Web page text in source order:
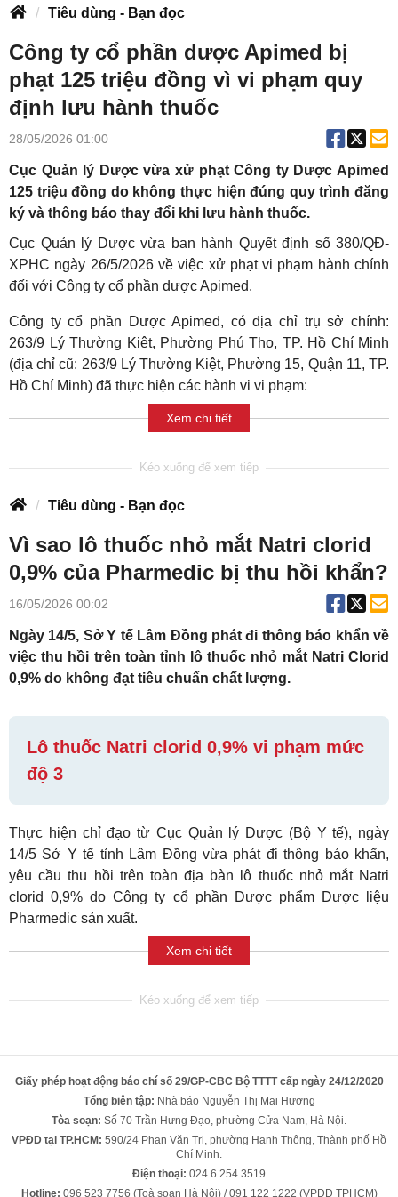
Tiêu dùng - Bạn đọc
Công ty cổ phần dược Apimed bị
phạt 125 triệu đồng vì vi phạm quy
định lưu hành thuốc
28/05/2026 01:00
Cục Quản lý Dược vừa xử phạt Công ty Dược Apimed
125 triệu đồng do không thực hiện đúng quy trình đăng
ký và thông báo thay đổi khi lưu hành thuốc.
Cục Quản lý Dược vừa ban hành Quyết định số 380/QĐ-
XPHC ngày 26/5/2026 về việc xử phạt vi phạm hành chính
đối với Công ty cổ phần dược Apimed.
Công ty cổ phần Dược Apimed, có địa chỉ trụ sở chính:
263/9 Lý Thường Kiệt, Phường Phú Thọ, TP. Hồ Chí Minh
(địa chỉ cũ: 263/9 Lý Thường Kiệt, Phường 15, Quận 11, TP.
Hồ Chí Minh) đã thực hiện các hành vi vi phạm:
Xem chi tiết
Tiêu dùng - Bạn đọc
Vì sao lô thuốc nhỏ mắt Natri clorid
0,9% của Pharmedic bị thu hồi khẩn?
16/05/2026 00:02
Ngày 14/5, Sở Y tế Lâm Đồng phát đi thông báo khẩn về
việc thu hồi trên toàn tỉnh lô thuốc nhỏ mắt Natri Clorid
0,9% do không đạt tiêu chuẩn chất lượng.
Lô thuốc Natri clorid 0,9% vi phạm mức
độ 3
Thực hiện chỉ đạo từ Cục Quản lý Dược (Bộ Y tế), ngày
14/5 Sở Y tế tỉnh Lâm Đồng vừa phát đi thông báo khẩn,
yêu cầu thu hồi trên toàn địa bàn lô thuốc nhỏ mắt Natri
clorid 0,9% do Công ty cổ phần Dược phẩm Dược liệu
Pharmedic sản xuất.
Xem chi tiết
Giấy phép hoạt động báo chí số 29/GP-CBC Bộ TTTT cấp ngày 24/12/2020
Tổng biên tập: Nhà báo Nguyễn Thị Mai Hương
Tòa soạn: Số 70 Trần Hưng Đạo, phường Cửa Nam, Hà Nội.
VPĐD tại TP.HCM: 590/24 Phan Văn Trị, phường Hạnh Thông, Thành phố Hồ
Chí Minh.
Điện thoại: 024 6 254 3519
Hotline: 096 523 7756 (Toà soạn Hà Nội) / 091 122 1222 (VPĐD TPHCM)